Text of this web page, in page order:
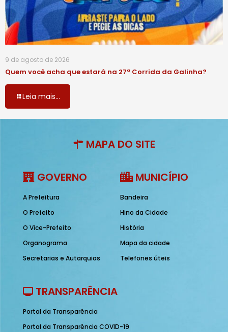
9 de agosto de 2026
Quem você acha que estará na 27ª Corrida da Galinha?
Leia mais...
MAPA DO SITE
GOVERNO
A Prefeitura
O Prefeito
O Vice-Prefeito
Organograma
Secretarias e Autarquias
MUNICÍPIO
Bandeira
Hino da Cidade
História
Mapa da cidade
Telefones úteis
TRANSPARÊNCIA
Portal da Transparência
Portal da Transparência COVID-19